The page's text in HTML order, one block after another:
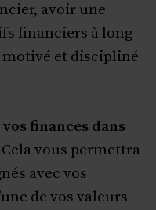
avoir une
financiers à long
motivé et discipliné
finances dans
Cela vous permettra
avec vos
de vos valeurs